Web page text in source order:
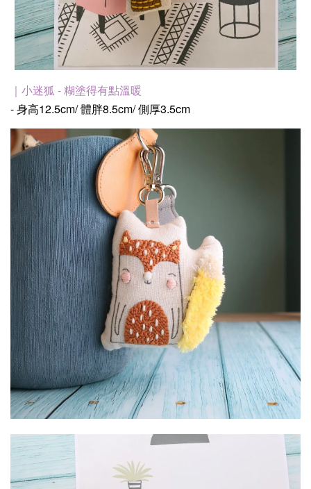
｜小迷狐 - 糊塗得有點溫暖
- 身高12.5cm/ 體胖8.5cm/ 側厚3.5cm